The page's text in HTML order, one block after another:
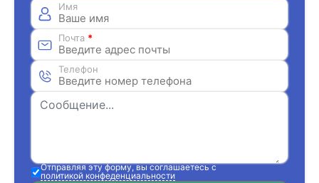
Имя
Почта *
Телефон
Отправляя эту форму, вы соглашаетесь с
политикой конфеденциальности